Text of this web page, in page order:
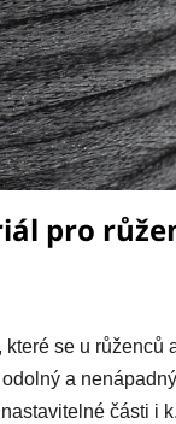
pro
se u růženců
a
části i